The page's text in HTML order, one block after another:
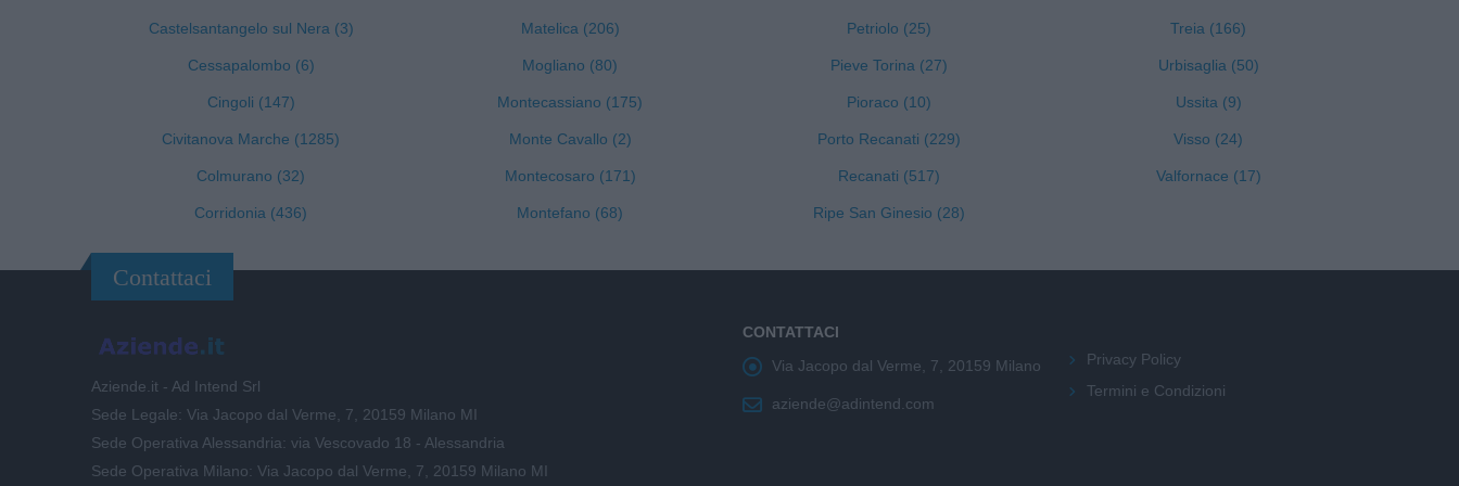
Castelsantangelo sul Nera (3)
Cessapalombo (6)
Cingoli (147)
Civitanova Marche (1285)
Colmurano (32)
Corridonia (436)
Matelica (206)
Mogliano (80)
Montecassiano (175)
Monte Cavallo (2)
Montecosaro (171)
Montefano (68)
Petriolo (25)
Pieve Torina (27)
Pioraco (10)
Porto Recanati (229)
Recanati (517)
Ripe San Ginesio (28)
Treia (166)
Urbisaglia (50)
Ussita (9)
Visso (24)
Valfornace (17)
Contattaci
Aziende.it - Ad Intend Srl
Sede Legale: Via Jacopo dal Verme, 7, 20159 Milano MI
Sede Operativa Alessandria: via Vescovado 18 - Alessandria
Sede Operativa Milano: Via Jacopo dal Verme, 7, 20159 Milano MI
CONTATTACI
Via Jacopo dal Verme, 7, 20159 Milano
aziende@adintend.com
Privacy Policy
Termini e Condizioni